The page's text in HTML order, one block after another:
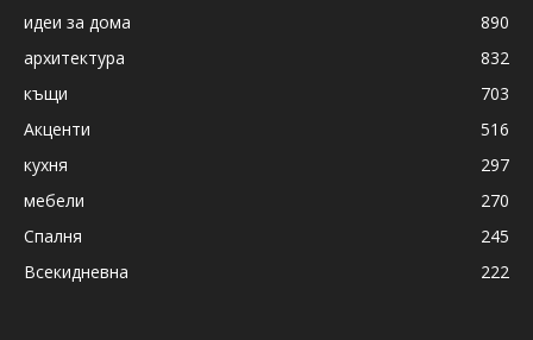
идеи за дома
890
архитектура
832
къщи
703
Акценти
516
кухня
297
мебели
270
Спалня
245
Всекидневна
222